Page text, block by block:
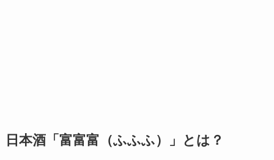
日本酒「富富富（ふふふ）」とは？